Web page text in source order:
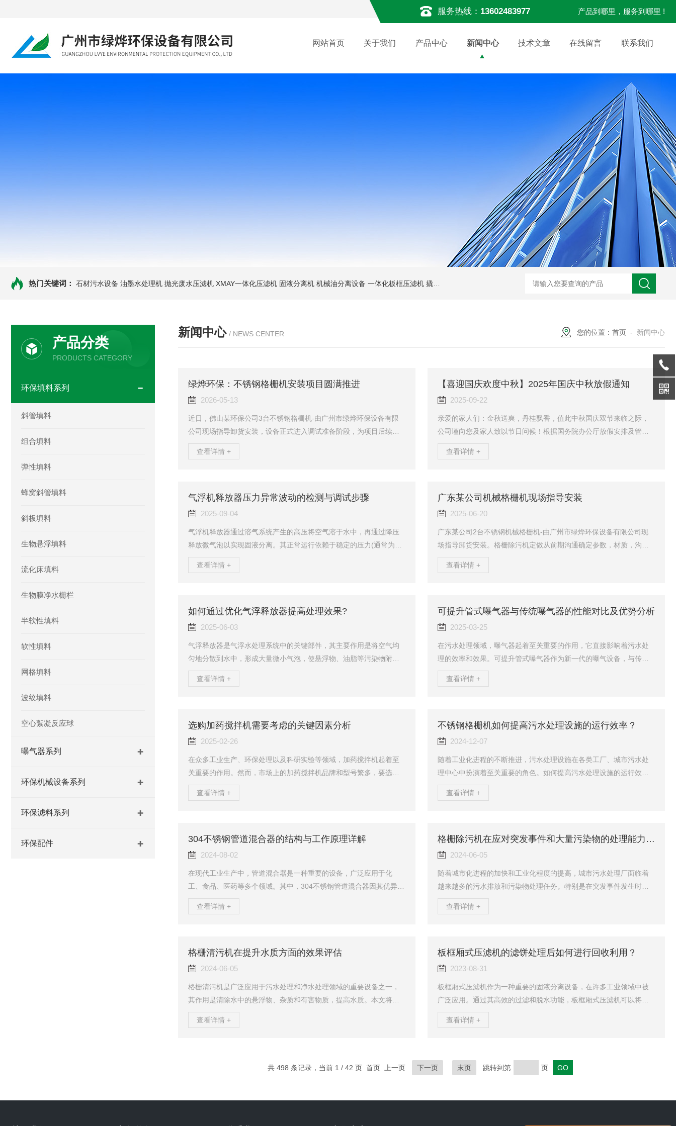
服务热线： 13602483977 产品到哪里，服务到哪里 !
网站首页 关于我们 产品中心 新闻中心 技术文章 在线留言 联系我们
热门关键词： 石材污水设备 油墨水处理机 抛光废水压滤机 XMAY一体化压滤机 固液分离机 机械油分离设备 一体化板框压滤机 撬装脱水机 厢式压泥机 XMAY油墨过滤 玻璃污泥 电镀废水压滤一体机 GSLY-
产品分类
PRODUCTS CATEGORY
环保填料系列
斜管填料
组合填料
弹性填料
蜂窝斜管填料
斜板填料
生物悬浮填料
流化床填料
生物膜净水栅栏
半软性填料
软性填料
网格填料
波纹填料
空心絮凝反应球
曝气器系列
环保机械设备系列
环保滤料系列
环保配件
新闻中心 / NEWS CENTER 您的位置： 首页 - 新闻中心
绿烨环保：不锈钢格栅机安装项目圆满推进
2026-05-13
近日，佛山某环保公司3台不锈钢格栅机-由广州市绿烨环保设备有限
公司现场指导卸货安装，设备正式进入调试准备阶段，为项目后续稳
数，材质，沟深，沟宽，间距等参数。绿烨环保格栅机设备规格按机
0mm等各种规格，选型由过水量、提升高度、固液分离总量和所分离
物质的形状、颗粒大小来选择...
查看详情 +
【喜迎国庆欢度中秋】2025年国庆中秋放假通知
2025-09-22
亲爱的家人们：金秋送爽，丹桂飘香，值此中秋国庆双节来临之际，
公司谨向您及家人致以节日问候！根据国务院办公厅放假安排及管理
排：一、放假时间安排‌10月1日(周三)-10月8日(周三)放假调休，共8天
断电源，锁好门窗，随带现金和贵重物品，以确保安全。请大家提前
安排好工作生活，度过一个文明、平...
查看详情 +
气浮机释放器压力异常波动的检测与调试步骤
2025-09-04
气浮机释放器通过溶气系统产生的高压将空气溶于水中，再通过降压
释放微气泡以实现固液分离。其正常运行依赖于稳定的压力(通常为0.3
导致微气泡大小不均、释放量不足，进而影响气浮效率(如悬浮物去除
观察：首先检查释放器进口处的压力表是否校准(误差需≤±0.02MP
a)，排除仪表...
查看详情 +
广东某公司机械格栅机现场指导安装
2025-06-20
广东某公司2台不锈钢机械格栅机-由广州市绿烨环保设备有限公司现
场指导卸货安装。格栅除污机定做从前期沟通确定参数，材质，沟
300-3600型。机宽超过1800mm，则做成并联机。耙齿栅隙分为1m
颗粒大小来选择，同时选配不同的材质。设备标准沟深为1535mm，
可根据用户需要及使用实际...
查看详情 +
如何通过优化气浮释放器提高处理效果?
2025-06-03
气浮释放器是气浮水处理系统中的关键部件，其主要作用是将空气均
匀地分散到水中，形成大量微小气泡，使悬浮物、油脂等污染物附着
行参数，对于提升整体水处理效率具有重要意义。一、选择合适的气
如，在含油量较高的废水处理中，宜选用高效溶气释放器，以获得更
细密的气泡；而在含有较多悬浮颗粒的废水中，则可考虑使用抗堵塞...
查看详情 +
可提升管式曝气器与传统曝气器的性能对比及优势分析
2025-03-25
在污水处理领域，曝气器起着至关重要的作用，它直接影响着污水处
理的效率和效果。可提升管式曝气器作为新一代的曝气设备，与传统
气器多采用较大的气泡扩散方式，气泡在水中上升过程中容易发生聚
些微小气泡与水的接触面积大，传质效率高，使得氧气在水中的溶解
速度更快，大大提高了曝气效率。在曝气均匀性方面，传统曝气器由...
查看详情 +
选购加药搅拌机需要考虑的关键因素分析
2025-02-26
在众多工业生产、环保处理以及科研实验等领域，加药搅拌机起着至
关重要的作用。然而，市场上的加药搅拌机品牌和型号繁多，要选购
求是首要考虑因素。不同的应用场景对搅拌效果有不同要求。例如，
到理想的净化效果。因此，要根据具体的工艺需求，选择具有相应搅
拌能力和方式的设备，如桨式搅拌、涡旋式搅拌等。其次，设备的材...
查看详情 +
不锈钢格栅机如何提高污水处理设施的运行效率？
2024-12-07
随着工业化进程的不断推进，污水处理设施在各类工厂、城市污水处
理中心中扮演着至关重要的角色。如何提高污水处理设施的运行效
污水处理的第一道工序——格栅筛选过程中，不锈钢格栅机以其出色
它能够有效去除污水中的大颗粒杂物，如树枝、塑料、金属物件和其
他废弃物，防止这些杂物进入后续的处理设备，避免堵塞管道和影...
查看详情 +
304不锈钢管道混合器的结构与工作原理详解
2024-08-02
在现代工业生产中，管道混合器是一种重要的设备，广泛应用于化
工、食品、医药等多个领域。其中，304不锈钢管道混合器因其优异的
的结构与工作原理。一、结构该设备主要由以下几个部分组成：1.进料
域。304不锈钢材质的混合腔不仅具有良好的耐腐蚀性，还能承受较高
的压力和温度。3.搅拌装置：搅拌装置是混合...
查看详情 +
格栅除污机在应对突发事件和大量污染物的处理能力如何？
2024-06-05
随着城市化进程的加快和工业化程度的提高，城市污水处理厂面临着
越来越多的污水排放和污染物处理任务。特别是在突发事件发生时，
除污机的处理能力就显得尤为重要。首先，该设备具有较强的适应性
处理厂，给处理设备和工艺带来严重冲击。而该设备能够通过其高效
的筛网和物理拦截功能，将大部分固体废物有效地拦截和收集，保护...
查看详情 +
格栅清污机在提升水质方面的效果评估
2024-06-05
格栅清污机是广泛应用于污水处理和净水处理领域的重要设备之一，
其作用是清除水中的悬浮物、杂质和有害物质，提高水质。本文将对
主要由格栅、驱动装置、清污装置等组成。根据格栅的形状和结构，
适用于小型污水处理厂和净水处理厂。2.旋转式：格栅呈圆筒形，通过
查看详情 +
板框厢式压滤机的滤饼处理后如何进行回收利用？
2023-08-31
板框厢式压滤机作为一种重要的固液分离设备，在许多工业领域中被
广泛应用。通过其高效的过滤和脱水功能，板框厢式压滤机可以将悬
对于资源的合理利用和环境保护至关重要。滤饼处理后的回收利用可
步的处理和利用。例如，在矿山行业中，通过压滤机处理的滤饼中可
查看详情 +
共 498 条记录，当前 1 / 42 页 首页 上一页 下一页 末页 跳转到第 页